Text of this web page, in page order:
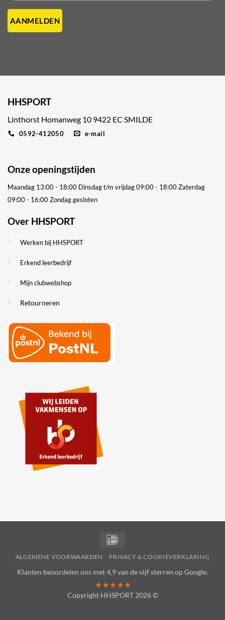
HHSPORT
Linthorst Homanweg 10 9422 EC SMILDE
0592-412050 e-mail
Onze openingstijden
Maandag 13:00 - 18:00 Dinsdag t/m vrijdag 09:00 - 18:00Zaterdag
09:00 - 16:00Zondag gesloten
Over HHSPORT
Werken bij HHSPORT
Erkend leerbedrijf
Mijn clubwebshop
Retourneren
ALGEMENE VOORWAARDEN PRIVACY & COOKIEVERKLARING
Klanten beoordelen ons met 4,9 van de vijf sterren opGoogle.
Copyright HHSPORT 2026 ©